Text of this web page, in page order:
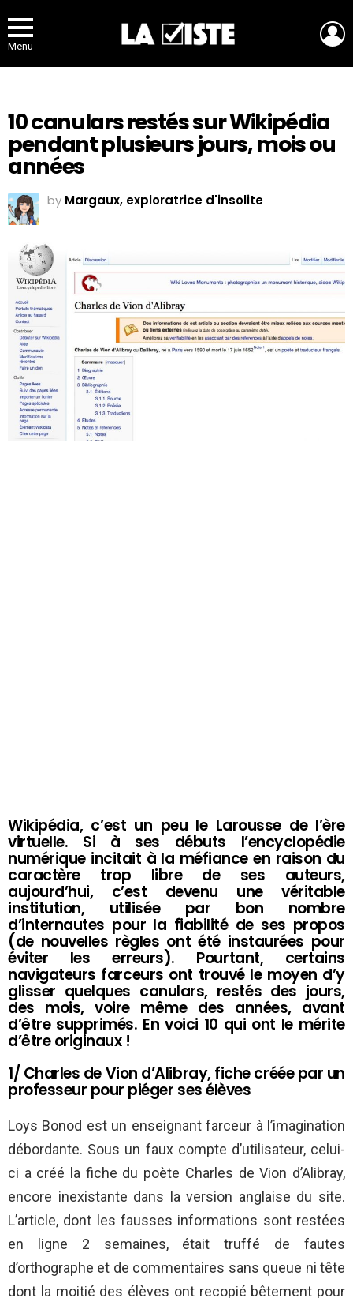
Menu
10 canulars restés sur Wikipédia
pendant plusieurs jours, mois ou
années
by Margaux, exploratrice d'insolite
Wikipédia, c’est un peu le Larousse de l’ère
virtuelle. Si à ses débuts l’encyclopédie
numérique incitait à la méfiance en raison du
caractère trop libre de ses auteurs,
aujourd’hui, c’est devenu une véritable
institution, utilisée par bon nombre
d’internautes pour la fiabilité de ses propos
(de nouvelles règles ont été instaurées pour
éviter les erreurs). Pourtant, certains
navigateurs farceurs ont trouvé le moyen d’y
glisser quelques canulars, restés des jours,
des mois, voire même des années, avant
d’être supprimés. En voici 10 qui ont le mérite
d’être originaux !
1/ Charles de Vion d’Alibray, fiche créée par un
professeur pour piéger ses élèves
Loys Bonod est un enseignant farceur à l’imagination
débordante. Sous un faux compte d’utilisateur, celui-
ci a créé la fiche du poète Charles de Vion d’Alibray,
encore inexistante dans la version anglaise du site.
L’article, dont les fausses informations sont restées
en ligne 2 semaines, était truffé de fautes
d’orthographe et de commentaires sans queue ni tête
dont la moitié des élèves ont recopié bêtement pour